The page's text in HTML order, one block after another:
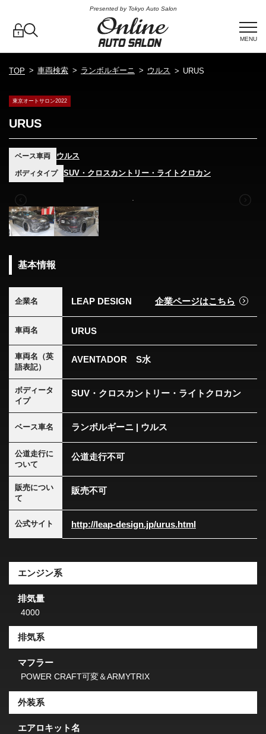
Presented by Tokyo Auto Salon
MENU
TOP 車両検索 ランボルギーニ ウルス URUS
東京オートサロン2022
URUS
ベース車両 ウルス
ボディタイプ SUV・クロスカントリー・ライトクロカン
基本情報
企業名 LEAP DESIGN 企業ページはこちら
車両名 URUS
車両名（英
語表記）
AVENTADOR S水
ボディータ
イプ
SUV・クロスカントリー・ライトクロカン
ベース車名 ランボルギーニ | ウルス
公道走行に
ついて
公道走行不可
販売につい
て
販売不可
公式サイト http://leap-design.jp/urus.html
エンジン系
排気量
4000
排気系
マフラー
POWER CRAFT可変＆ARMYTRIX
外装系
エアロキット名